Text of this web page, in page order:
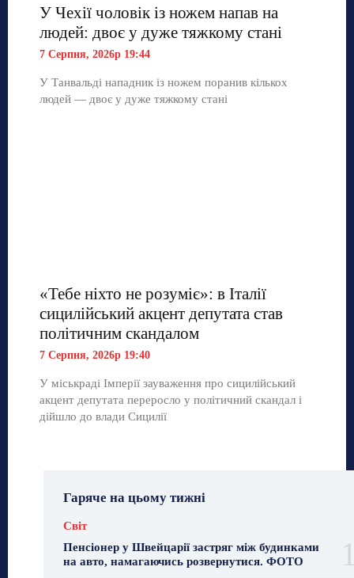
У Чехії чоловік із ножем напав на
людей: двоє у дуже тяжкому стані
7 Серпня, 2026р 19:44
У Танвальді нападник із ножем поранив кількох
людей — двоє у дуже тяжкому стані
«Тебе ніхто не розуміє»: в Італії
сицилійський акцент депутата став
політичним скандалом
7 Серпня, 2026р 19:40
У міськраді Імперії зауваження про сицилійський
акцент депутата переросло у політичний скандал і
дійшло до влади Сицилії
Гаряче на цьому тижні
Світ
Пенсіонер у Швейцарії застряг між будинками
на авто, намагаючись розвернутися. ФОТО